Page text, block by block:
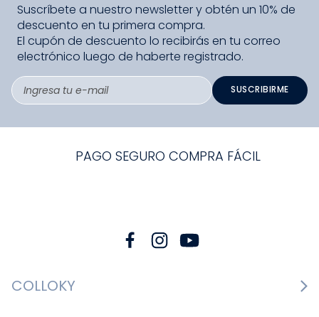
Suscríbete a nuestro newsletter y obtén un 10% de
descuento en tu primera compra.
El cupón de descuento lo recibirás en tu correo
electrónico luego de haberte registrado.
SUSCRIBIRME
PAGO SEGURO COMPRA FÁCIL
COLLOKY